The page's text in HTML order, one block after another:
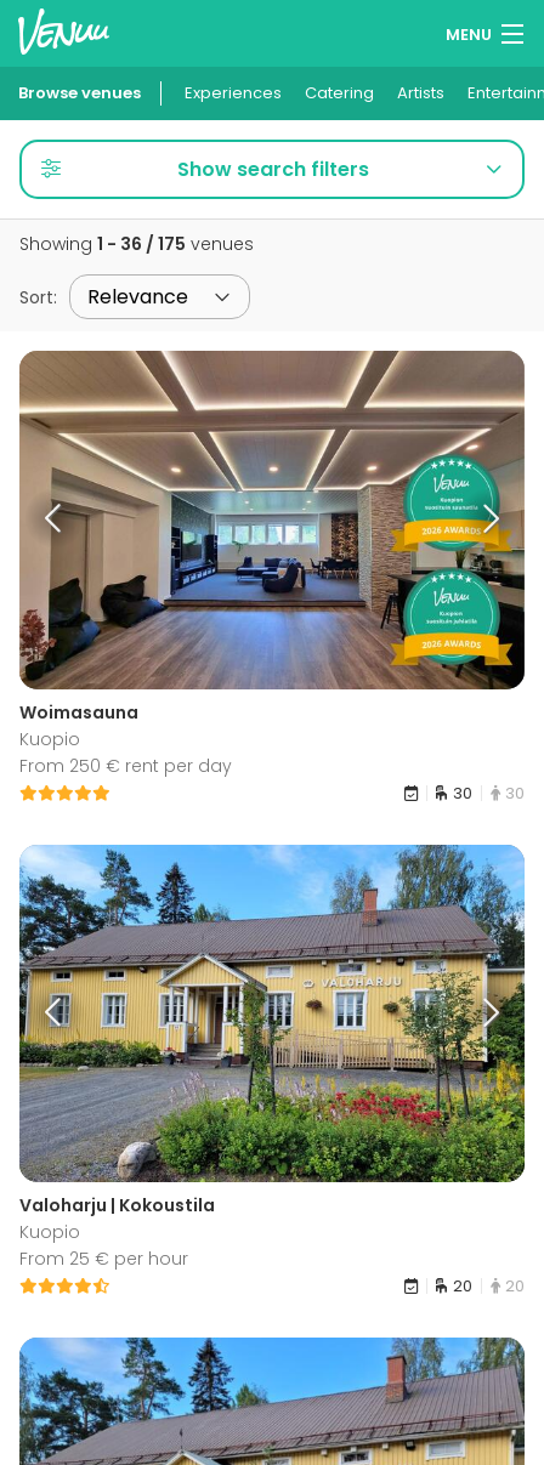
MENU
Wish lists
Log in
English
Browse venues Experiences Catering Artists
Show search filters
Showing 1 - 36 / 175 venues
Sort:
Woimasauna
Kuopio
From 250 € rent per day
30 30
Valoharju | Kokoustila
Kuopio
From 25 € per hour
20 20